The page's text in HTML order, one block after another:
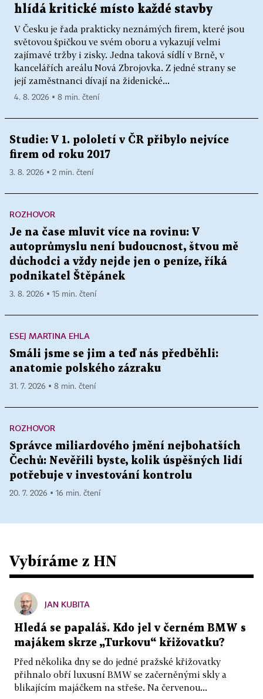
hlídá kritické místo každé stavby
V Česku je řada prakticky neznámých firem, které jsou
světovou špičkou ve svém oboru a vykazují velmi
zajímavé tržby i zisky. Jedna taková sídlí v Brně, v
kancelářích areálu Nová Zbrojovka. Z jedné strany se
její zaměstnanci dívají na židenické...
4. 8. 2026 ▪ 8 min. čtení
Studie: V 1. pololetí v ČR přibylo nejvíce
firem od roku 2017
3. 8. 2026 ▪ 2 min. čtení
ROZHOVOR
Je na čase mluvit více na rovinu: V
autoprůmyslu není budoucnost, štvou mě
důchodci a vždy nejde jen o peníze, říká
podnikatel Štěpánek
3. 8. 2026 ▪ 15 min. čtení
ESEJ MARTINA EHLA
Smáli jsme se jim a teď nás předběhli:
anatomie polského zázraku
31. 7. 2026 ▪ 8 min. čtení
ROZHOVOR
Správce miliardového jmění nejbohatších
Čechů: Nevěřili byste, kolik úspěšných lidí
potřebuje v investování kontrolu
20. 7. 2026 ▪ 16 min. čtení
Vybíráme z HN
JAN KUBITA
Hledá se papaláš. Kdo jel v černém BMW s
majákem skrze „Turkovu“ křižovatku?
Před několika dny se do jedné pražské křižovatky
přihnalo obří luxusní BMW se začerněnými skly a
blikajícím majáčkem na střeše. Na červenou...